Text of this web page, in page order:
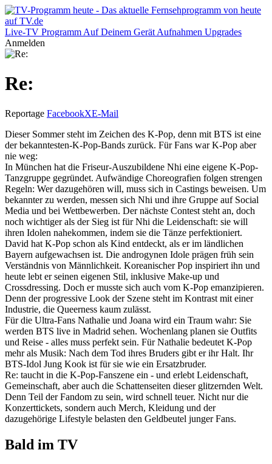
Live-TV Programm Auf Deinem Gerät Aufnahmen Upgrades
Anmelden
Re:
Reportage FacebookXE-Mail
Dieser Sommer steht im Zeichen des K-Pop, denn mit BTS ist eine
der bekanntesten-K-Pop-Bands zurück. Für Fans war K-Pop aber
nie weg:
In München hat die Friseur-Auszubildene Nhi eine eigene K-Pop-
Tanzgruppe gegründet. Aufwändige Choreografien folgen strengen
Regeln: Wer dazugehören will, muss sich in Castings beweisen. Um
bekannter zu werden, messen sich Nhi und ihre Gruppe auf Social
Media und bei Wettbewerben. Der nächste Contest steht an, doch
noch wichtiger als der Sieg ist für Nhi die Leidenschaft: sie will
ihren Idolen nahekommen, indem sie die Tänze perfektioniert.
David hat K-Pop schon als Kind entdeckt, als er im ländlichen
Bayern aufgewachsen ist. Die androgynen Idole prägen früh sein
Verständnis von Männlichkeit. Koreanischer Pop inspiriert ihn und
heute lebt er seinen eigenen Stil, inklusive Make-up und
Crossdressing. Doch er musste sich auch vom K-Pop emanzipieren.
Denn der progressive Look der Szene steht im Kontrast mit einer
Industrie, die Queerness kaum zulässt.
Für die Ultra-Fans Nathalie und Joana wird ein Traum wahr: Sie
werden BTS live in Madrid sehen. Wochenlang planen sie Outfits
und Reise - alles muss perfekt sein. Für Nathalie bedeutet K-Pop
mehr als Musik: Nach dem Tod ihres Bruders gibt er ihr Halt. Ihr
BTS-Idol Jung Kook ist für sie wie ein Ersatzbruder.
Re: taucht in die K-Pop-Fanszene ein - und erlebt Leidenschaft,
Gemeinschaft, aber auch die Schattenseiten dieser glitzernden Welt.
Denn Teil der Fandom zu sein, wird schnell teuer. Nicht nur die
Konzerttickets, sondern auch Merch, Kleidung und der
dazugehörige Lifestyle belasten den Geldbeutel junger Fans.
Bald im TV